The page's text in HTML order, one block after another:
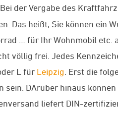
der Vergabe des
Das heißt, Sie können ein
… für Ihr Wohnmobil etc.
völlig frei. Jedes
L für Leipzig . Erst die
DArüber hinaus
liefert DIN-